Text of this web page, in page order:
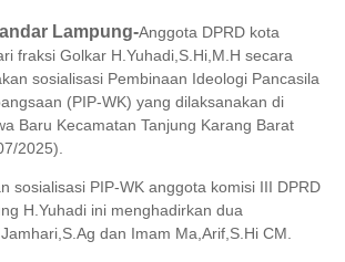
Lampung-Anggota DPRD kota
fraksi Golkar H.Yuhadi,S.Hi,M.H secara
sosialisasi Pembinaan Ideologi Pancasila
(PIP-WK) yang dilaksanakan di
Baru Kecamatan Tanjung Karang Barat
2025).
sosialisasi PIP-WK anggota komisi III DPRD
H.Yuhadi ini menghadirkan dua
dan Imam Ma,Arif,S.Hi CM.